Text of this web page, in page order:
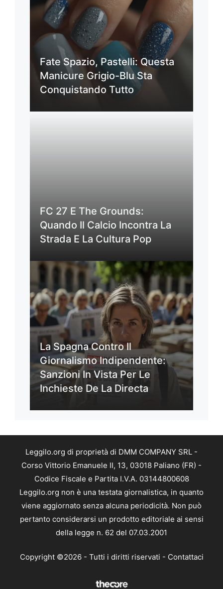
Fate Spazio, Pastelli: Questa
Manicure Grigio-Blu Sta
Conquistando Tutto
FC 27 E The Grounds:
Quando Il Calcio Incontra La
Strada E La Cultura Pop
La Spagna Contro Il
Giornalismo Indipendente:
Sanzioni In Vista Per Le
Inchieste De La Directa
Leggilo.org di proprietà di DMM COMPANY SRL -
Corso Vittorio Emanuele II, 13, 03018 Paliano (FR) -
Codice Fiscale e Partita I.V.A. 03144800608
Leggilo.org non è una testata giornalistica, in quanto
viene aggiornato senza alcuna periodicità. Non può
pertanto considerarsi un prodotto editoriale ai sensi
della legge n. 62 del 07.03.2001
Copyright ©2026 - Tutti i diritti riservati - Contattaci